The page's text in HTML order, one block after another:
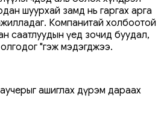
шуурхай замд нь гаргах арга
Компанитай холбоотой
саатлуудын үед зочид буудал,
"гэж мэдэгджээ.
ашиглах дүрэм дараах